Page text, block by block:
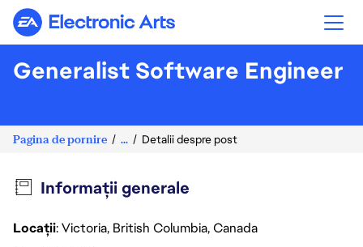
Electronic Arts
Generalist Software Engineer
Pagina de pornire ... Detalii despre post
Informații generale
Locații: Victoria, British Columbia, Canada